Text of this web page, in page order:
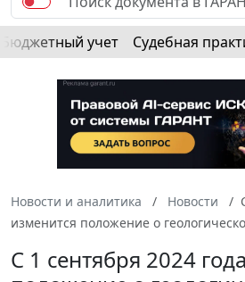
Бюджетный учет Судебная
Новости и аналитика Новости
изменится положение о
С 1 сентября 2024